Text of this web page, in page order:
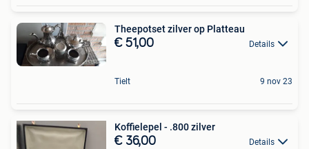
Theepotset zilver op Platteau
€ 51,00 Details
Tielt 9 nov 23
Koffielepel - .800 zilver
€ 36,00 Details